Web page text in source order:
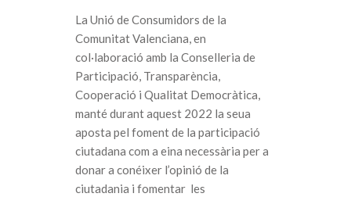
La Unió de Consumidors de la
Comunitat Valenciana, en
col·laboració amb la Conselleria de
Participació, Transparència,
Cooperació i Qualitat Democràtica,
manté durant aquest 2022 la seua
aposta pel foment de la participació
ciutadana com a eina necessària per a
donar a conéixer l’opinió de la
ciutadania i fomentar les